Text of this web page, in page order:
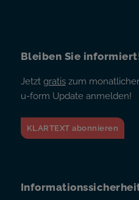
Bleiben Sie
Jetzt gratiszum
u-form Update anmelden!
KLARTEXT abonnieren